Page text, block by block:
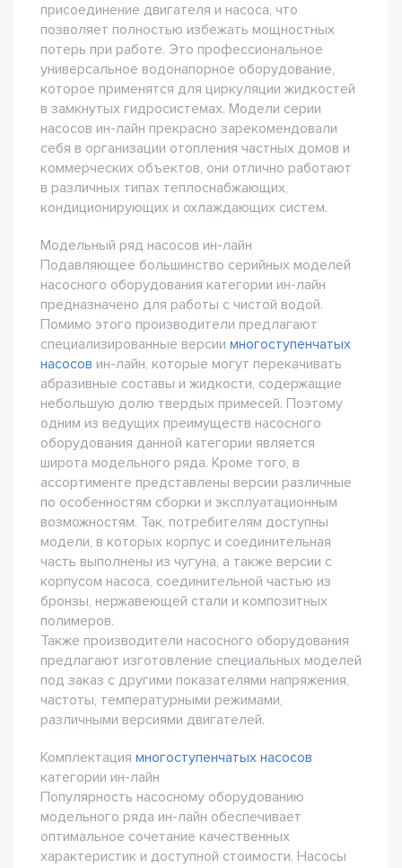
присоединение двигателя и насоса, что
позволяет полностью избежать мощностных
потерь при работе. Это профессиональное
универсальное водонапорное оборудование,
которое применятся для циркуляции жидкостей
в замкнутых гидросистемах. Модели серии
насосов ин-лайн прекрасно зарекомендовали
себя в организации отопления частных домов и
коммерческих объектов, они отлично работают
в различных типах теплоснабжающих,
кондиционирующих и охлаждающих систем.
Модельный ряд насосов ин-лайн
Подавляющее большинство серийных моделей
насосного оборудования категории ин-лайн
предназначено для работы с чистой водой.
Помимо этого производители предлагают
специализированные версии многоступенчатых
насосов ин-лайн, которые могут перекачивать
абразивные составы и жидкости, содержащие
небольшую долю твердых примесей. Поэтому
одним из ведущих преимуществ насосного
оборудования данной категории является
широта модельного ряда. Кроме того, в
ассортименте представлены версии различные
по особенностям сборки и эксплуатационным
возможностям. Так, потребителям доступны
модели, в которых корпус и соединительная
часть выполнены из чугуна, а также версии с
корпусом насоса, соединительной частью из
бронзы, нержавеющей стали и композитных
полимеров.
Также производители насосного оборудования
предлагают изготовление специальных моделей
под заказ с другими показателями напряжения,
частоты, температурными режимами,
различными версиями двигателей.
Комплектация многоступенчатых насосов
категории ин-лайн
Популярность насосному оборудованию
модельного ряда ин-лайн обеспечивает
оптимальное сочетание качественных
характеристик и доступной стоимости. Насосы